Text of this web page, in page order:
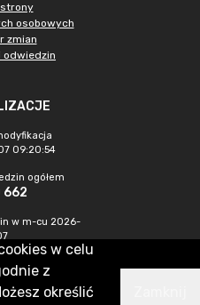
osobowych
zmian
09:20:54
ogółem
662
w m-cu 2026-
w celu
z
określić